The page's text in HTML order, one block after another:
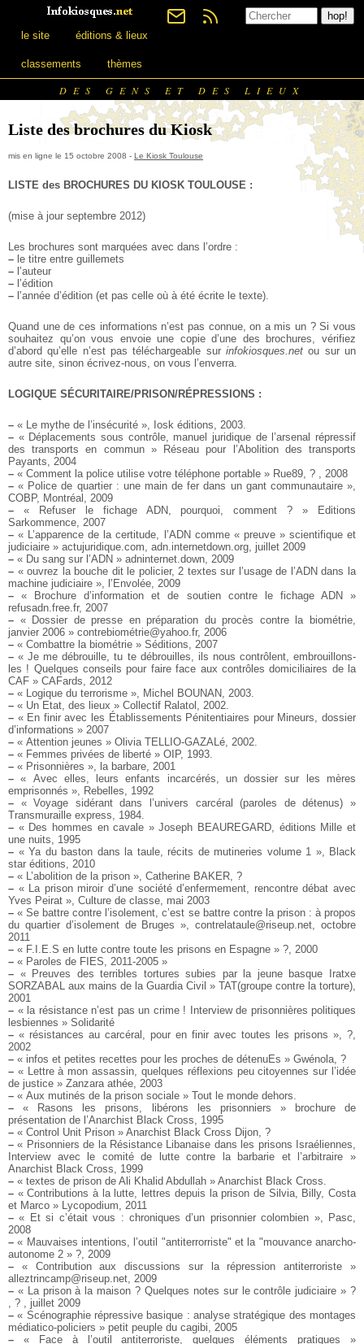
le site éditions & lieux
classements thèmes
DES GENS ET DES LIEUX
Liste des brochures du Kiosk
mis en ligne le 15 octobre 2008 - Le Kiosk Toulouse
LISTE des BROCHURES DU KIOSK TOULOUSE :
(mise à jour septembre 2012)
Les brochures sont marquées avec dans l’ordre :
– le titre entre guillemets
– l’auteur
– l’édition
– l’année d’édition (et pas celle où à été écrite le texte).
Quand une de ces informations n’est pas connue, on a mis un ?Si vous
souhaitez qu’on vous envoie une copie d’une des brochures, vérifiez
d’abord qu’elle n’est pas téléchargeable surinfokiosques.netou sur un
autre site, sinon écrivez-nous, on vous l’enverra.
LOGIQUE SÉCURITAIRE/PRISON/RÉPRESSIONS :
– « Le mythe de l’insécurité », Iosk éditions, 2003.
– « Déplacements sous contrôle, manuel juridique de l’arsenal répressif
des transports en commun » Réseau pour l’Abolition des transports
Payants, 2004
– « Comment la police utilise votre téléphone portable » Rue89, ? , 2008
– « Police de quartier : une main de fer dans un gant communautaire »,
COBP, Montréal, 2009
– « Refuser le fichage ADN, pourquoi, comment ? » Editions
Sarkommence, 2007
– « L’apparence de la certitude, l’ADN comme « preuve » scientifique et
judiciaire » actujuridique.com, adn.internetdown.org, juillet 2009
– « Du sang sur l’ADN » adninternet.down, 2009
– « ouvrez la bouche dit le policier, 2 textes sur l’usage de l’ADN dans la
machine judiciaire », l’Envolée, 2009
– « Brochure d’information et de soutien contre le fichage ADN »
refusadn.free.fr, 2007
– « Dossier de presse en préparation du procès contre la biométrie,
janvier 2006 » contrebiométrie@yahoo.fr, 2006
– « Combattre la biométrie » Séditions, 2007
– « Je me débrouille, tu te débrouilles, ils nous contrôlent, embrouillons-
les ! Quelques conseils pour faire face aux contrôles domiciliaires de la
CAF » CAFards, 2012
– « Logique du terrorisme », Michel BOUNAN, 2003.
– « Un Etat, des lieux » Collectif Ralatol, 2002.
– « En finir avec les Établissements Pénitentiaires pour Mineurs, dossier
d’informations » 2007
– « Attention jeunes » Olivia TELLIO-GAZALé, 2002.
– « Femmes privées de liberté » OIP, 1993.
– « Prisonnières », la barbare, 2001
– « Avec elles, leurs enfants incarcérés, un dossier sur les mères
emprisonnés », Rebelles, 1992
– « Voyage sidérant dans l’univers carcéral (paroles de détenus) »
Transmuraille express, 1984.
– « Des hommes en cavale » Joseph BEAUREGARD, éditions Mille et
une nuits, 1995
– « Ya du baston dans la taule, récits de mutineries volume 1 », Black
star éditions, 2010
– « L’abolition de la prison », Catherine BAKER, ?
– « La prison miroir d’une société d’enfermement, rencontre débat avec
Yves Peirat », Culture de classe, mai 2003
– « Se battre contre l’isolement, c’est se battre contre la prison : à propos
du quartier d’isolement de Bruges », contrelataule@riseup.net, octobre
2011
– « F.I.E.S en lutte contre toute les prisons en Espagne » ?, 2000
– « Paroles de FIES, 2011-2005 »
– « Preuves des terribles tortures subies par la jeune basque Iratxe
SORZABAL aux mains de la Guardia Civil » TAT(groupe contre la torture),
2001
– « la résistance n’est pas un crime ! Interview de prisonnières politiques
lesbiennes » Solidarité
– « résistances au carcéral, pour en finir avec toutes les prisons », ?,
2002
– « infos et petites recettes pour les proches de détenuEs » Gwénola, ?
– « Lettre à mon assassin, quelques réflexions peu citoyennes sur l’idée
de justice » Zanzara athée, 2003
– « Aux mutinés de la prison sociale » Tout le monde dehors.
– « Rasons les prisons, libérons les prisonniers » brochure de
présentation de l’Anarchist Black Cross, 1995
– « Control Unit Prison » Anarchist Black Cross Dijon, ?
– « Prisonniers de la Résistance Libanaise dans les prisons Israéliennes,
Interview avec le comité de lutte contre la barbarie et l’arbitraire »
Anarchist Black Cross, 1999
– « textes de prison de Ali Khalid Abdullah » Anarchist Black Cross.
– « Contributions à la lutte, lettres depuis la prison de Silvia, Billy, Costa
et Marco » Lycopodium, 2011
– « Et si c’était vous : chroniques d’un prisonnier colombien », Pasc,
2008
– « Mauvaises intentions, l’outil "antiterrorriste" et la "mouvance anarcho-
autonome 2 » ?, 2009
– « Contribution aux discussions sur la répression antiterroriste »
alleztrincamp@riseup.net, 2009
– « La prison à la maison ? Quelques notes sur le contrôle judiciaire » ?
, ? , juillet 2009
– « Scénographie répressive basique : analyse stratégique des montages
médiatico-policiers » petit peuple du cagibi, 2005
– « Face à l’outil antiterroriste, quelques éléments pratiques »